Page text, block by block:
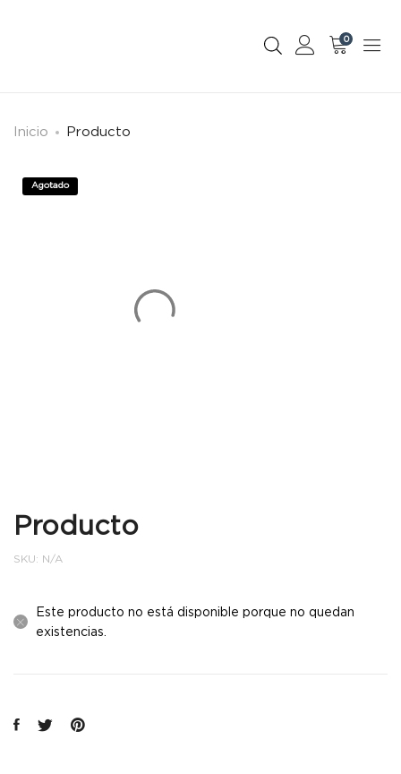
0
Inicio Producto
Agotado
Producto
SKU: N/A
Este producto no está disponible porque no quedan
existencias.